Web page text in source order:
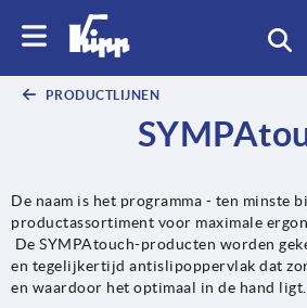
PRODUCTLIJNEN
De naam is het programma - ten minste
productassortiment voor maximale
De SYMPAtouch-producten worden
en tegelijkertijd antislipoppervlak dat
en waardoor het optimaal in de hand ligt.